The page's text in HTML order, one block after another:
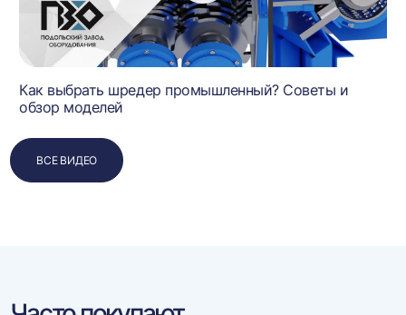
Как выбрать шредер промышленный? Советы и
обзор моделей
ВСЕ ВИДЕО